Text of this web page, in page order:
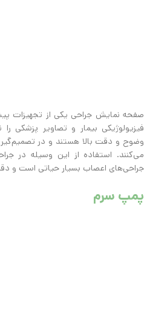
صفحه نمایش جراحی یکی از تجهیزات
فیزیولوژیکی بیمار و تصاویر پزشکی
وضوح و دقت بالا هستند و در
می‌کنند. استفاده از این وسیله در
جراحی‌های اعصاب بسیار حیاتی است و
پمپ سرم